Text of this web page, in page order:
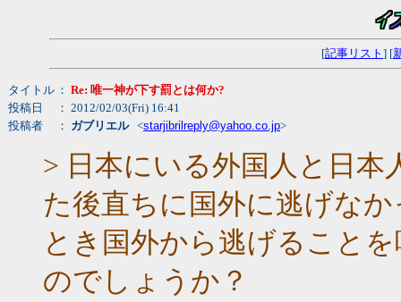
[記事リスト ] [
タイトル ： Re: 唯一神が下す罰とは何か?
投稿日
： 2012/02/03(Fri) 16:41
投稿者
： ガブリエル<starjibrilreply@yahoo.co.jp>
> 日本にいる外国人と日本
た後直ちに国外に逃げな
とき国外から逃げること
のでしょうか？